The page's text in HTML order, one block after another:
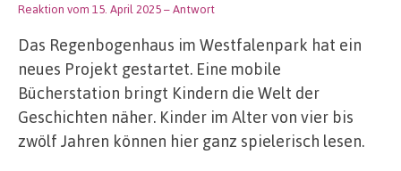
Reaktion vom 15. April 2025– Antwort
Das Regenbogenhaus im Westfalenpark hat ein
neues Projekt gestartet. Eine mobile
Bücherstation bringt Kindern die Welt der
Geschichten näher. Kinder im Alter von vier bis
zwölf Jahren können hier ganz spielerisch lesen.